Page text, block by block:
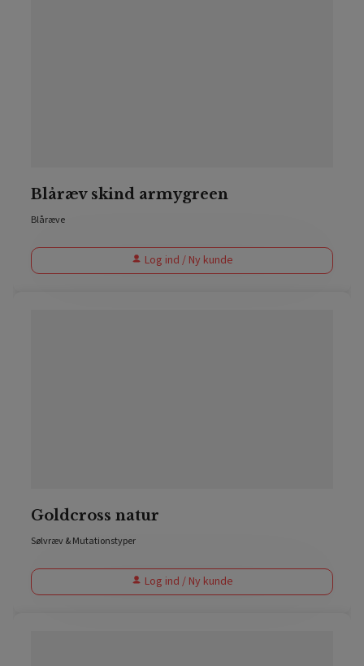
Blåræv skind armygreen
Blåræve
Log ind / Ny kunde
Goldcross natur
Sølvræv & Mutationstyper
Log ind / Ny kunde